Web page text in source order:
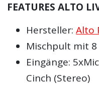
FEATURES ALTO
Hersteller:Alto
Mischpult mit 8
Eingänge:
Cinch (Stereo)